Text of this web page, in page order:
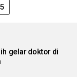
5
gelar doktor di